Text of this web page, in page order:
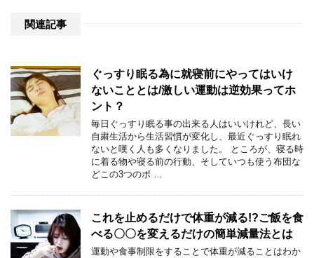
関連記事
ぐっすり眠る為に就寝前にやってはいけ
ないこととは/激しい運動は逆効果ってホ
ント？
毎日ぐっすり眠る事の出来る人はいいけれど、長い
自粛生活から生活習慣が変化し、最近ぐっすり眠れ
ないと嘆く人も多くなりました。 ところが、寝る時
に着る物や寝る前の行動、そしていつも使う布団な
どこの3つのポ …
これを止めるだけで体重が減る!?ご飯を食
べる〇〇を変えるだけの簡単減量法とは
運動や食事制限をすることで体重が減ることはわか